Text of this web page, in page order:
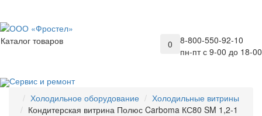
8-800-550-92-10
пн-пт с 9-00 до 18-00
0
Каталог товаров
Сервис и ремонт
Холодильное оборудование
Холодильные витрины
Кондитерская витрина Полюс Carboma КС80 SM 1,2-1